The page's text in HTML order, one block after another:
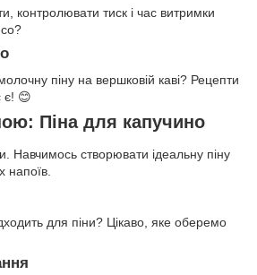
контролювати тиск і час витримки
піну на вершковій каві? Рецепти
є! 😊
Піна для капучино
Навчимось створювати ідеальну піну
напоїв.
для піни? Цікаво, яке оберемо